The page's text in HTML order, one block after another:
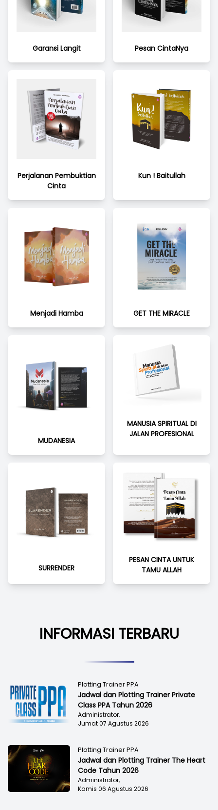
Garansi Langit Pesan CintaNya
Perjalanan Pembuktian
Cinta
Kun ! Baitullah
Menjadi Hamba GET THE MIRACLE
MUDANESIA
MANUSIA SPIRITUAL DI
JALAN PROFESIONAL
SURRENDER
PESAN CINTA UNTUK
TAMU ALLAH
INFORMASI TERBARU
Plotting Trainer PPA
Jadwal dan Plotting Trainer Private
Class PPA Tahun 2026
Administrator,
Jumat 07 Agustus 2026
Plotting Trainer PPA
Jadwal dan Plotting Trainer The Heart
Code Tahun 2026
Administrator,
Kamis 06 Agustus 2026